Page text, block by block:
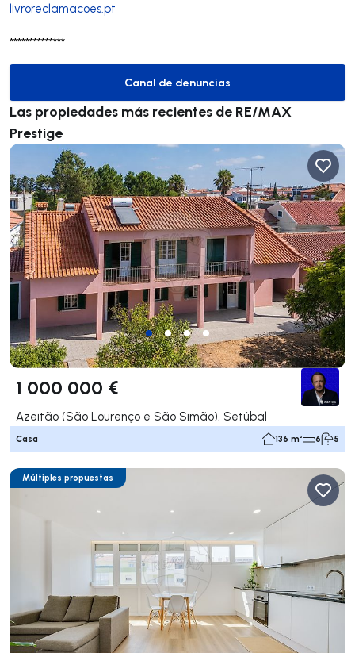
livroreclamacoes.pt
**************
Canal de denuncias
Canal de denuncias
Las propiedades más recientes de RE/MAX
Prestige
1 000 000 €
Azeitão (São Lourenço e São Simão), Setúbal
Casa 136 m² 6 5
Múltiples propuestas